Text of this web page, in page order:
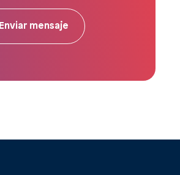
Enviar mensaje